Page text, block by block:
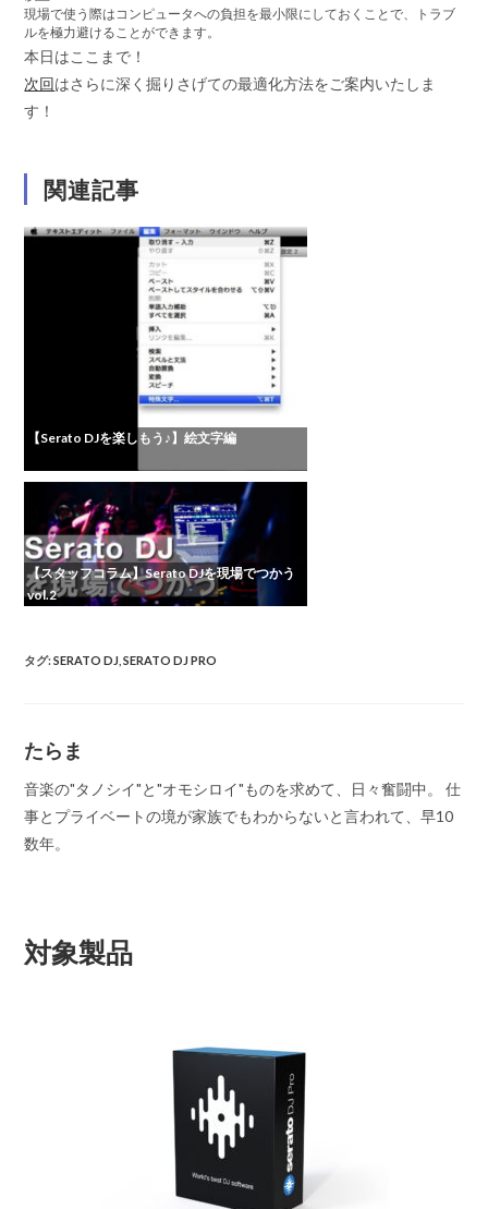
現場で使う際はコンピュータへの負担を最小限にしておくことで、トラブ
ルを極力避けることができます。
本日はここまで！
次回はさらに深く掘りさげての最適化方法をご案内いたしま
す！
関連記事
【Serato DJを楽しもう♪】絵文字編
【スタッフコラム】Serato DJを現場でつかう
vol.2
タグ:SERATO DJ SERATO DJ PRO
たらま
音楽の"タノシイ"と"オモシロイ"ものを求めて、日々奮闘中。 仕
事とプライベートの境が家族でもわからないと言われて、早10
数年。
対象製品